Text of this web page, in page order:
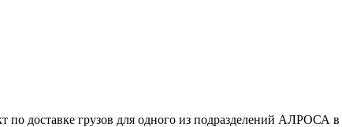
доставке грузов для одного из подразделений АЛРОСА в